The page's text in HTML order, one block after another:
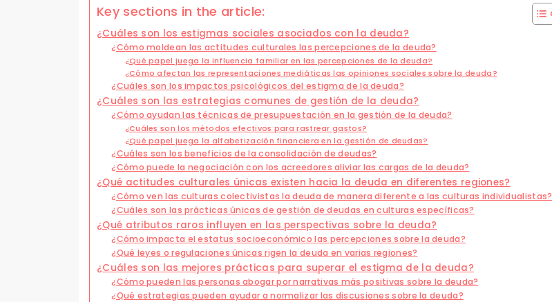
Key sections in the article:
¿Cuáles son los estigmas sociales asociados con la deuda?
¿Cómo moldean las actitudes culturales las percepciones de la deuda?
¿Qué papel juega la influencia familiar en las percepciones de la deuda?
¿Cómo afectan las representaciones mediáticas las opiniones sociales sobre la deuda?
¿Cuáles son los impactos psicológicos del estigma de la deuda?
¿Cuáles son las estrategias comunes de gestión de la deuda?
¿Cómo ayudan las técnicas de presupuestación en la gestión de la deuda?
¿Cuáles son los métodos efectivos para rastrear gastos?
¿Qué papel juega la alfabetización financiera en la gestión de deudas?
¿Cuáles son los beneficios de la consolidación de deudas?
¿Cómo puede la negociación con los acreedores aliviar las cargas de la deuda?
¿Qué actitudes culturales únicas existen hacia la deuda en diferentes regiones?
¿Cómo ven las culturas colectivistas la deuda de manera diferente a las culturas individualistas?
¿Cuáles son las prácticas únicas de gestión de deudas en culturas específicas?
¿Qué atributos raros influyen en las perspectivas sobre la deuda?
¿Cómo impacta el estatus socioeconómico las percepciones sobre la deuda?
¿Qué leyes o regulaciones únicas rigen la deuda en varias regiones?
¿Cuáles son las mejores prácticas para superar el estigma de la deuda?
¿Cómo pueden las personas abogar por narrativas más positivas sobre la deuda?
¿Qué estrategias pueden ayudar a normalizar las discusiones sobre la deuda?